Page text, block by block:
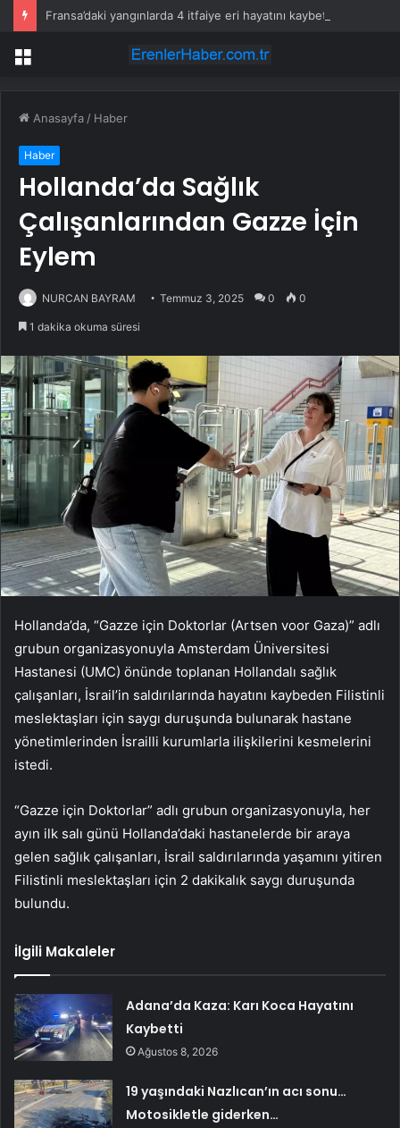
Fransa’daki yangınlarda 4 itfaiye eri hayatını kaybetti
Menü
Anasayfa / Haber
Haber
Hollanda’da Sağlık
Çalışanlarından Gazze İçin
Eylem
NURCAN BAYRAM Temmuz 3, 2025 0 0
1 dakika okuma süresi
Hollanda’da, “Gazze için Doktorlar (Artsen voor Gaza)” adlı
grubun organizasyonuyla Amsterdam Üniversitesi
Hastanesi (UMC) önünde toplanan Hollandalı sağlık
çalışanları, İsrail’in saldırılarında hayatını kaybeden Filistinli
meslektaşları için saygı duruşunda bulunarak hastane
yönetimlerinden İsrailli kurumlarla ilişkilerini kesmelerini
istedi.
“Gazze için Doktorlar” adlı grubun organizasyonuyla, her
ayın ilk salı günü Hollanda’daki hastanelerde bir araya
gelen sağlık çalışanları, İsrail saldırılarında yaşamını yitiren
Filistinli meslektaşları için 2 dakikalık saygı duruşunda
bulundu.
İlgili Makaleler
Adana’da Kaza: Karı Koca Hayatını
Kaybetti
Ağustos 8, 2026
19 yaşındaki Nazlıcan’ın acı sonu…
Motosikletle giderken…